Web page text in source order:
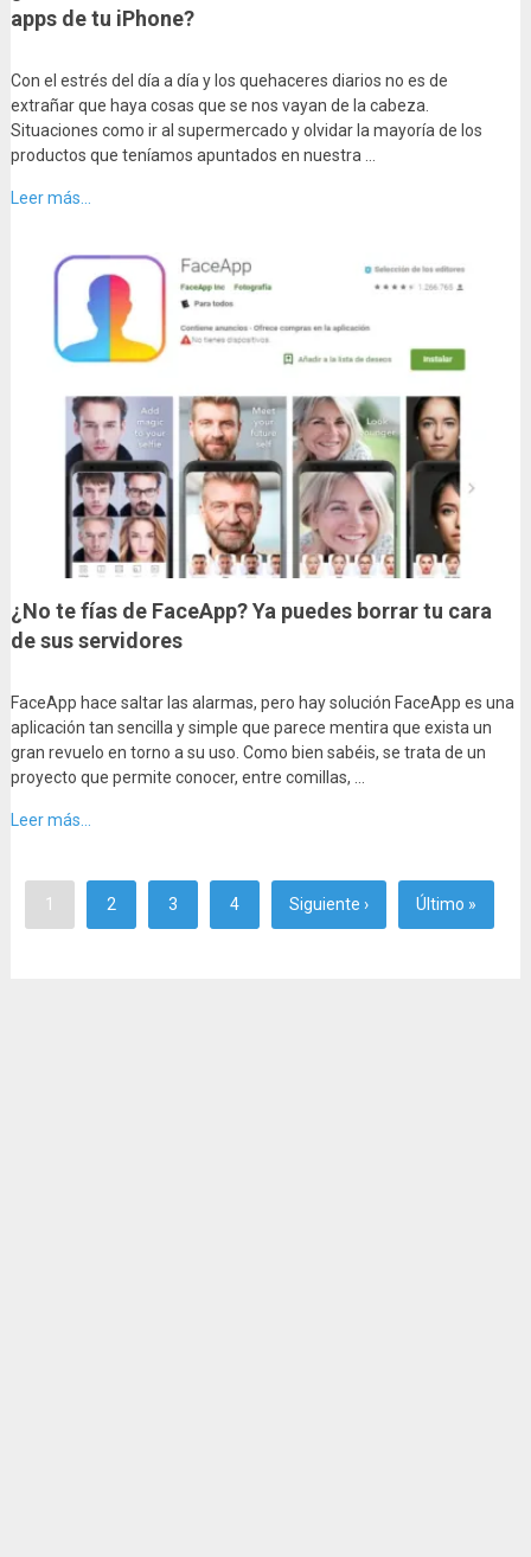
apps de tu iPhone?
Con el estrés del día a día y los quehaceres diarios no es de
extrañar que haya cosas que se nos vayan de la cabeza.
Situaciones como ir al supermercado y olvidar la mayoría de los
productos que teníamos apuntados en nuestra …
Leer más...
¿No te fías de FaceApp? Ya puedes borrar tu cara
de sus servidores
FaceApp hace saltar las alarmas, pero hay solución FaceApp es una
aplicación tan sencilla y simple que parece mentira que exista un
gran revuelo en torno a su uso. Como bien sabéis, se trata de un
proyecto que permite conocer, entre comillas, …
Leer más...
1 2 3 4 Siguiente › Último »